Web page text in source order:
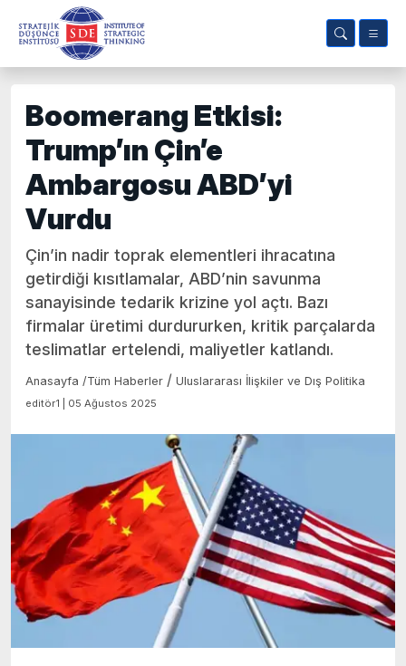
Boomerang Etkisi:
Trump’ın Çin’e
Ambargosu ABD’yi
Vurdu
Çin’in nadir toprak elementleri ihracatına
getirdiği kısıtlamalar, ABD’nin savunma
sanayisinde tedarik krizine yol açtı. Bazı
firmalar üretimi durdururken, kritik parçalarda
teslimatlar ertelendi, maliyetler katlandı.
Anasayfa /Tüm Haberler / Uluslararası İlişkiler ve Dış Politika
editör1 | 05 Ağustos 2025